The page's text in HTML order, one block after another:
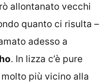
allontanato vecchi
quanto ci risulta –
adesso a
. In lizza c’è pure
più vicino alla